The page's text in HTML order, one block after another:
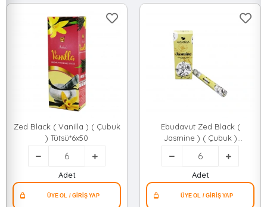
Zed Black ( Vanilla ) ( Çubuk
) Tütsü*6x50
Adet
Ebudavut Zed Black (
Jasmine ) ( Çubuk )
Tütsü*6x50
Adet